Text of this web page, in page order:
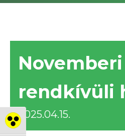
Nagy kontraszt váltása
Novemberi
rendkívüli
2025.04.15.